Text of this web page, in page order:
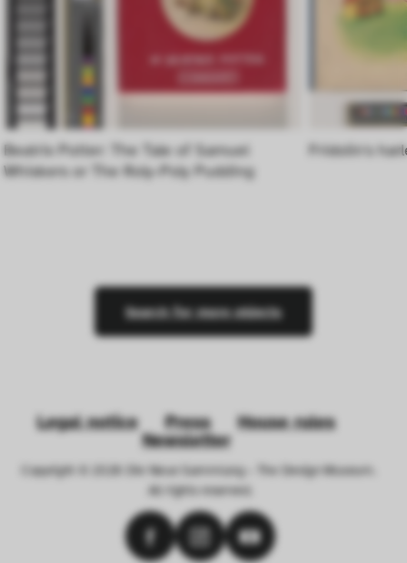
Beatrix Potter: The Tale of Samuel
Whiskers or The Roly-Poly Pudding
Fridolin's
Search for more objects
Legal notice Press
House rules
Newsletter
Copyright © 2026 Die Neue Sammlung – The Design Museum.
All rights reserved.